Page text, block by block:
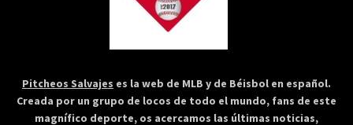
Pitcheos Salvajes es la web de MLB y de Béisbol en español.
Creada por un grupo de locos de todo el mundo, fans de este
magnífico deporte, os acercamos las últimas noticias,